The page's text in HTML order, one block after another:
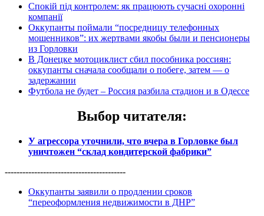
Спокій під контролем: як працюють сучасні охоронні
компанії
Оккупанты поймали “посредницу телефонных
мошенников”: их жертвами якобы были и пенсионеры
из Горловки
В Донецке мотоциклист сбил пособника россиян:
оккупанты сначала сообщали о побеге, затем — о
задержании
Футбола не будет – Россия разбила стадион и в Одессе
Выбор читателя:
У агрессора уточнили, что вчера в Горловке был
уничтожен “склад кондитерской фабрики”
-----------------------------------------
Оккупанты заявили о продлении сроков
“переоформления недвижимости в ДНР”